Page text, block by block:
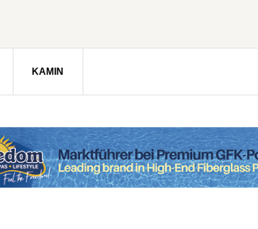
KAMIN